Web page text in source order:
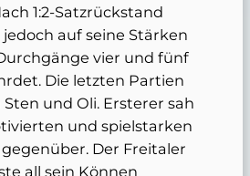
1:2-Satzrückstand
auf seine Stärken
vier und fünf
Die letzten Partien
und Oli. Ersterer sah
und spielstarken
Der Freitaler
all sein Können